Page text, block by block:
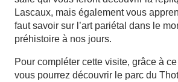
Lascaux, mais également vous
faut savoir sur l’art pariétal dans le
préhistoire à nos jours.
Pour compléter cette visite, grâce à ce
vous pourrez découvrir le parc du